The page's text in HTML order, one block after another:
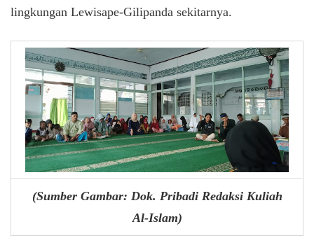
lingkungan Lewisape-Gilipanda sekitarnya.
(Sumber Gambar: Dok. Pribadi Redaksi Kuliah
Al-Islam)